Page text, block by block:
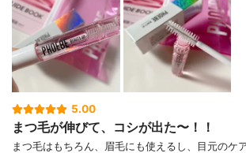
5.00
まつ毛が伸びて、コシが出た〜！！
まつ毛はもちろん、眉毛にも使えるし、目元のケ